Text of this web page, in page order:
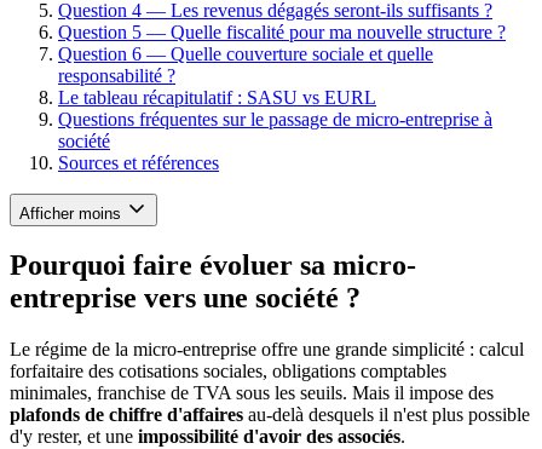
Question 4 — Les revenus dégagés seront-ils suffisants ?
Question 5 — Quelle fiscalité pour ma nouvelle structure ?
Question 6 — Quelle couverture sociale et quelle
responsabilité ?
Le tableau récapitulatif : SASU vs EURL
Questions fréquentes sur le passage de micro-entreprise à
société
Sources et références
Afficher moins
Pourquoi faire évoluer sa micro-
entreprise vers une société ?
Le régime de la micro-entreprise offre une grande simplicité : calcul
forfaitaire des cotisations sociales, obligations comptables
minimales, franchise de TVA sous les seuils. Mais il impose des
plafonds de chiffre d'affaires au-delà desquels il n'est plus possible
d'y rester, et une impossibilité d'avoir des associés.